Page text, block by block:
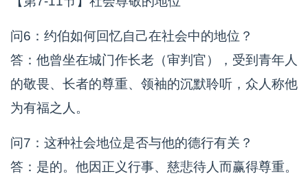
问6：约伯如何回忆自己在社会中的地位？
答：他曾坐在城门作长老（审判官），受到青年人
的敬畏、长者的尊重、领袖的沉默聆听，众人称他
为有福之人。
问7：这种社会地位是否与他的德行有关？
答：是的。他因正义行事、慈悲待人而赢得尊重。